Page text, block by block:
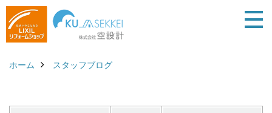
ホーム スタッフブログ